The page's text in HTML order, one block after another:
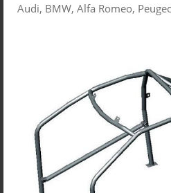
Audi, BMW, Alfa Romeo,